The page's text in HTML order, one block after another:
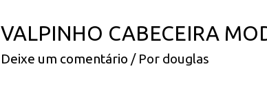
VALPINHO CABECEIRA
Deixe um comentário / Por douglas